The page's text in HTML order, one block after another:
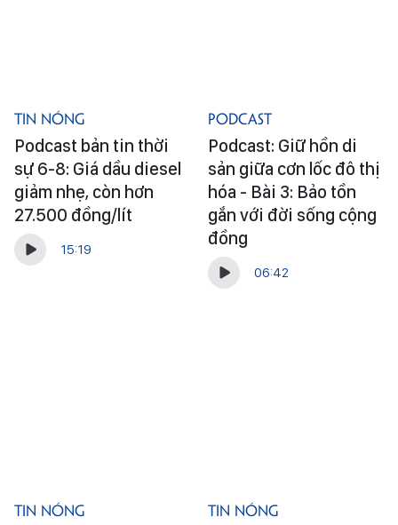
Tin Nóng
Podcast bản tin thời
sự 6-8: Giá dầu diesel
giảm nhẹ, còn hơn
27.500 đồng/lít
15:19
Podcast
Podcast: Giữ hồn di
sản giữa cơn lốc đô thị
hóa - Bài 3: Bảo tồn
gắn với đời sống cộng
đồng
06:42
Tin Nóng Tin Nóng